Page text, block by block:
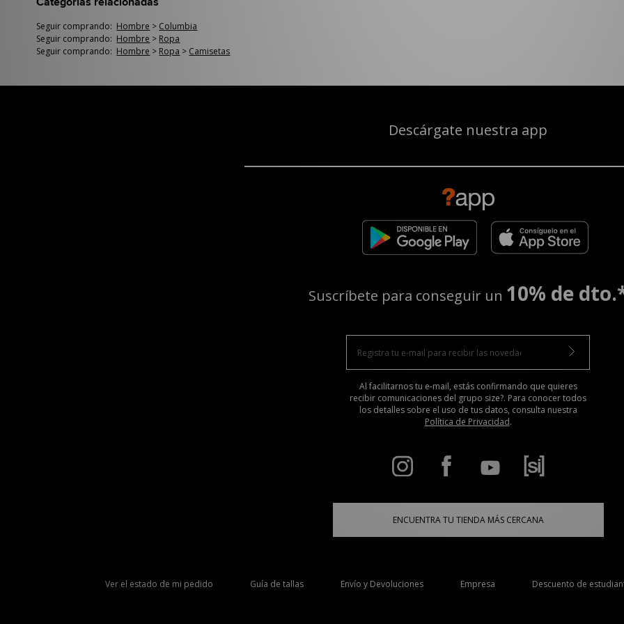
Seguir comprando: Hombre > Columbia
Seguir comprando: Hombre > Ropa
Seguir comprando: Hombre > Ropa > Camisetas
Descárgate nuestra app
Suscríbete para conseguir un 10% de
Al facilitarnos tu e-mail, estás confirmando que quieres
recibir comunicaciones del grupo size?. Para conocer todos
los detalles sobre el uso de tus datos, consulta nuestra
Política de Privacidad.
ENCUENTRA TU TIENDA MÁS CERCANA
Ver el estado de mi pedido Guía de tallas Envío y Devoluciones Empresa Descuento de